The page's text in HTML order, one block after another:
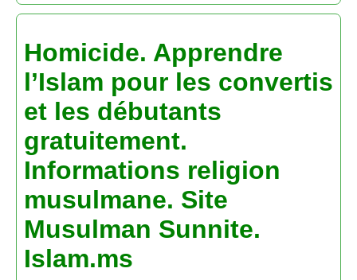
Homicide. Apprendre
l’Islam pour les convertis
et les débutants
gratuitement.
Informations religion
musulmane. Site
Musulman Sunnite.
Islam.ms